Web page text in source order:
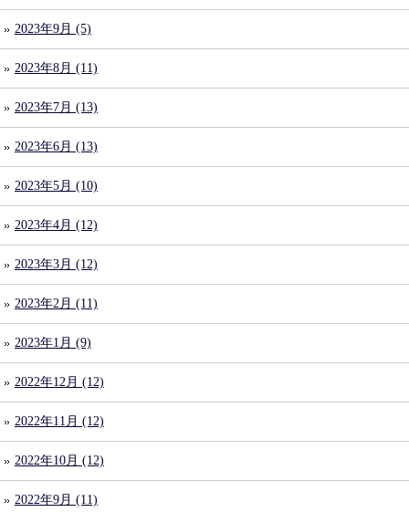
2023年9月 (5)
2023年8月 (11)
2023年7月 (13)
2023年6月 (13)
2023年5月 (10)
2023年4月 (12)
2023年3月 (12)
2023年2月 (11)
2023年1月 (9)
2022年12月 (12)
2022年11月 (12)
2022年10月 (12)
2022年9月 (11)